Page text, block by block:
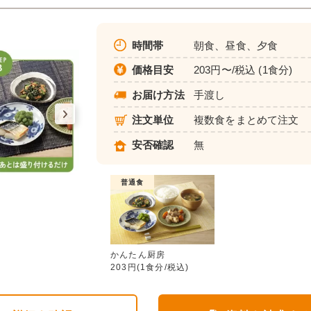
かんたん厨房
時間帯 朝食、昼食、夕食
価格目安 203円〜/税込 (1食分)
お届け方法 手渡し
注文単位 複数食をまとめて注文
安否確認 無
普通食
かんたん厨房
203円(1食分/税込)